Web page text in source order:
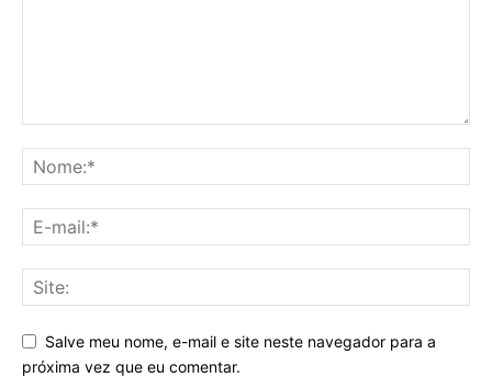
Salve meu nome, e-mail e site neste navegador para a
próxima vez que eu comentar.